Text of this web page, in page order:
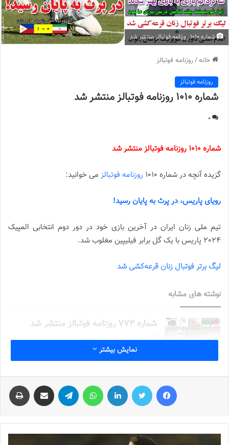
شماره 1010 روزنامه فوتبالز منتشر شد
خانه/روزنامه فوتبالز
روزنامه فوتبالز
شماره 1010 روزنامه فوتبالز منتشر شد
0
شماره 1010 روزنامه فوتبالز منتشر شد
گزیده آنچه در شماره 1010 روزنامه فوتبالز می خوانید:
رویای پاریس، در پرث به پایان رسید!
تیم ملی زنان ایران در آخرین بازی خود در دور دوم انتخابی المپیک
2024 پاریس با یک گل برابر فیلیپین مغلوب شد.
لیگ برتر فوتبال زنان قرعه‌کشی شد
نوشته های مشابه
شماره 772 روزنامه فوتبالز منتشر شد
2022-12-16
2023-12-25
شماره 900 روزنامه فوتبالز منتشر شد
نمایش بیشتر